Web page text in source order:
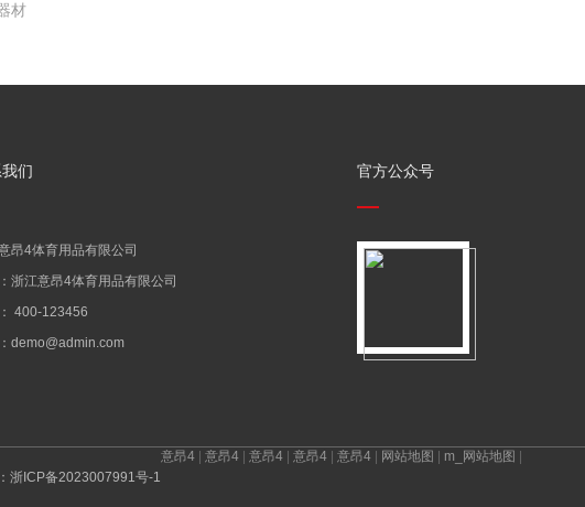
材
们
昂4体育用品有限公司
浙江意昂4体育用品有限公司
400-123456
demo@admin.com
官方公众号
浙ICP备2023007991号-1
意昂4 意昂4 意昂4 意昂4 意昂4 网站地图 m_网站地图